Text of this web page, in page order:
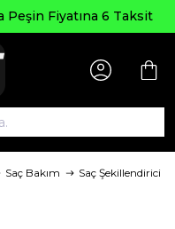
Peşin Fiyatına 6 Taksit
Saç Bakım Saç Şekillendirici